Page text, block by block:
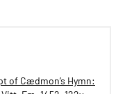
of Cædmon’s Hymn: